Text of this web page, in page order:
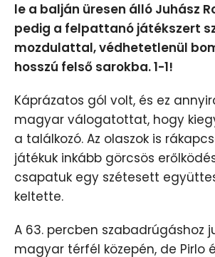
le a balján üresen álló Juhász
pedig a felpattanó játékszert
mozdulattal, védhetetlenül
hosszú felső sarokba. 1-1!
Káprázatos gól volt, és ez
magyar válogatottat, hogy
a találkozó. Az olaszok is
játékuk inkább görcsös
csapatuk egy szétesett
keltette.
A 63. percben szabadrúgáshoz
magyar térfél közepén, de Pirlo